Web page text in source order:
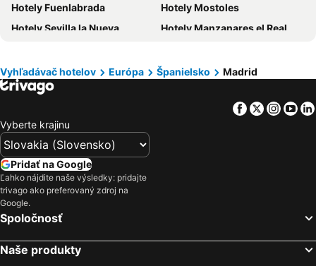
Hotely Fuenlabrada
Hotely Mostoles
Hotely Sevilla la Nueva
Hotely Manzanares el Real
Hotely Boadilla del Monte
Hotely San Lorenzo de El Escorial
Hotely Las Rozas de Madrid
Hotely Arroyomolinos
Hotely Velilla de San Antonio
Vyhľadávač hotelov Európa Španielsko Madrid
Facebook
Twitter
Vyberte krajinu
Pridať na Google
Ľahko nájdite naše výsledky: pridajte
trivago ako preferovaný zdroj na
Google.
Spoločnosť
Naše produkty